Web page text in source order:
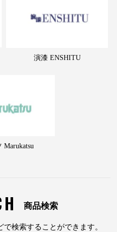
演漆 ENSHITU
Marukatsu
商品検索
検索することができます。